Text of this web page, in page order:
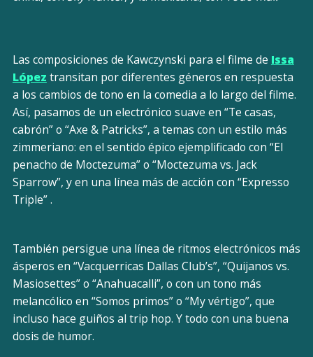
Las composiciones de Kawczynski para el filme de Issa
López transitan por diferentes géneros en respuesta
a los cambios de tono en la comedia a lo largo del filme.
Así, pasamos de un electrónico suave en “Te casas,
cabrón” o “Axe & Patricks”, a temas con un estilo más
zimmeriano: en el sentido épico ejemplificado con “El
penacho de Moctezuma” o “Moctezuma vs. Jack
Sparrow”, y en una línea más de acción con “Expresso
Triple” .
También persigue una línea de ritmos electrónicos más
ásperos en “Vacquerricas Dallas Club’s”, “Quijanos vs.
Masiosettes” o “Anahuacalli”, o con un tono más
melancólico en “Somos primos” o “My vértigo”, que
incluso hace guiños al trip hop. Y todo con una buena
dosis de humor.